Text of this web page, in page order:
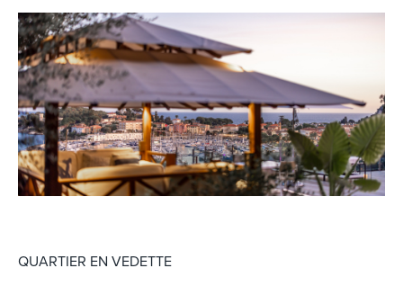
QUARTIER EN VEDETTE